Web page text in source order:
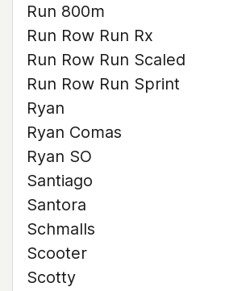
Run 800m
Run Row Run Rx
Run Row Run Scaled
Run Row Run Sprint
Ryan
Ryan Comas
Ryan SO
Santiago
Santora
Schmalls
Scooter
Scotty